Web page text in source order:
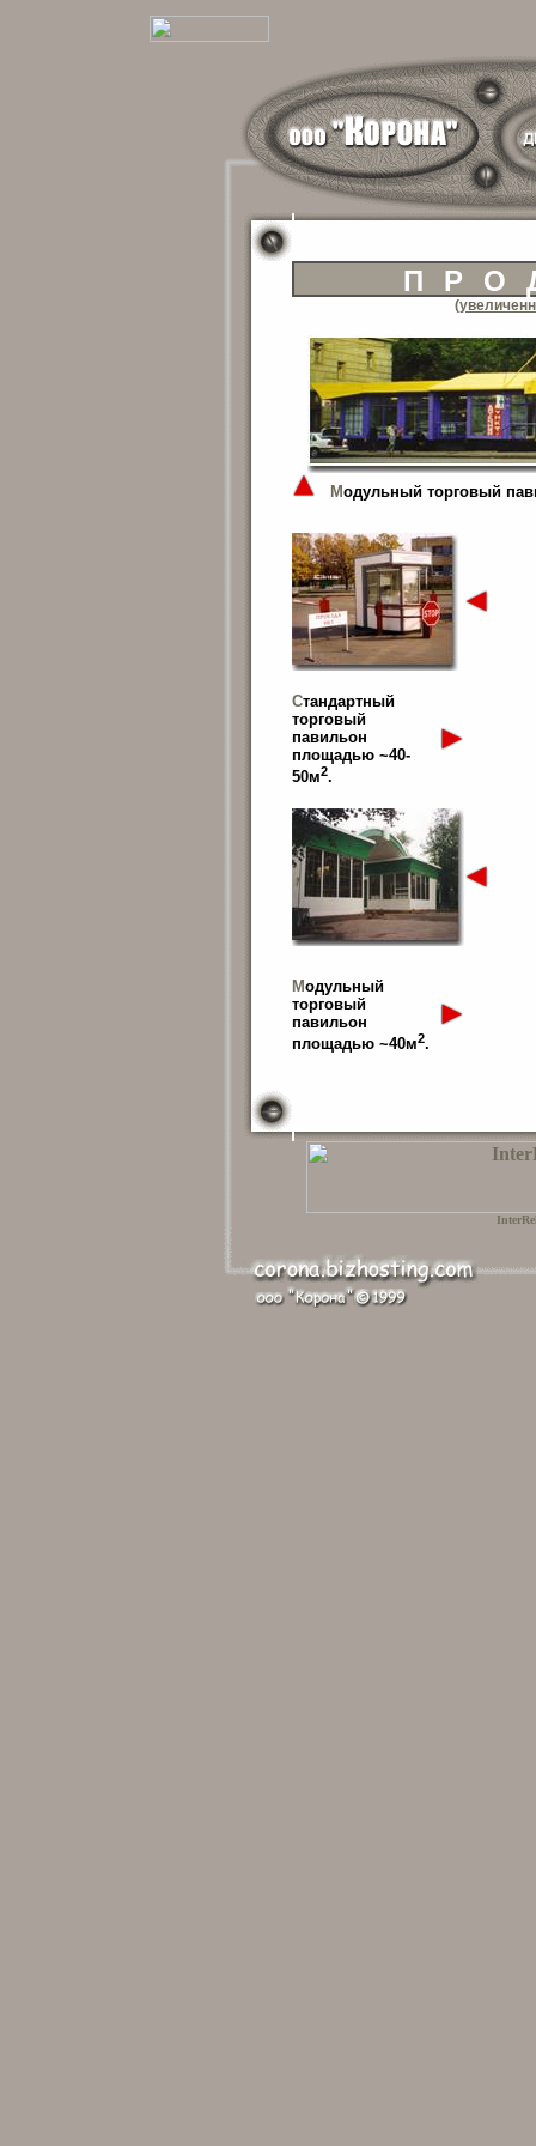
Модульный торговый
Стандартный
торговый
павильон
площадью ~40-
50м2.
Модульный
торговый
павильон
площадью ~40м2.